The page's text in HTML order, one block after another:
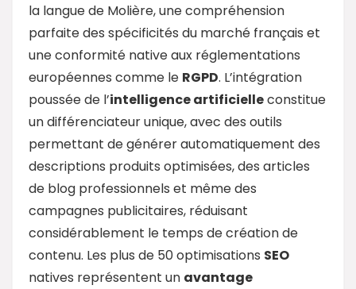
la langue de Molière, une compréhension
parfaite des spécificités du marché français et
une conformité native aux réglementations
européennes comme le RGPD. L’intégration
poussée de l’intelligence artificielleconstitue
un différenciateur unique, avec des outils
permettant de générer automatiquement des
descriptions produits optimisées, des articles
de blog professionnels et même des
campagnes publicitaires, réduisant
considérablement le temps de création de
contenu. Les plus de 50 optimisations SEO
natives représentent un avantage